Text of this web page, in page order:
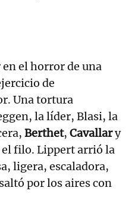
el horror de una
de
Una tortura
la líder, Blasi, la
Berthet, Cavallary
el filo. Lippert arrió la
ligera, escaladora,
por los aires con